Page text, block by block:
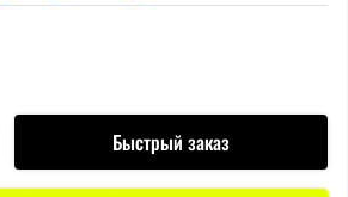
Быстрый заказ